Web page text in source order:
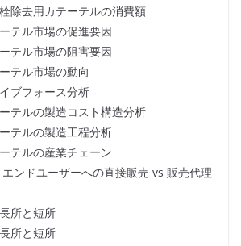
除去用カテーテルの消費額
テル市場の促進要因
テル市場の阻害要因
テル市場の動向
ブフォース分析
テルの製造コスト構造分析
テルの製造工程分析
テルの産業チェーン
エンドユーザーへの直接販売 vs 販売代理
所と短所
所と短所